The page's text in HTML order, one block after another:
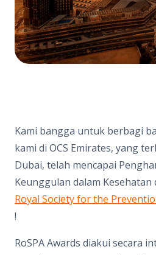
Kami bangga untuk berbagi
kami di OCS Emirates, yang
Dubai, telah mencapai
Keunggulan dalam Kesehatan
Royal Society for the
!
RoSPA Awards diakui secara